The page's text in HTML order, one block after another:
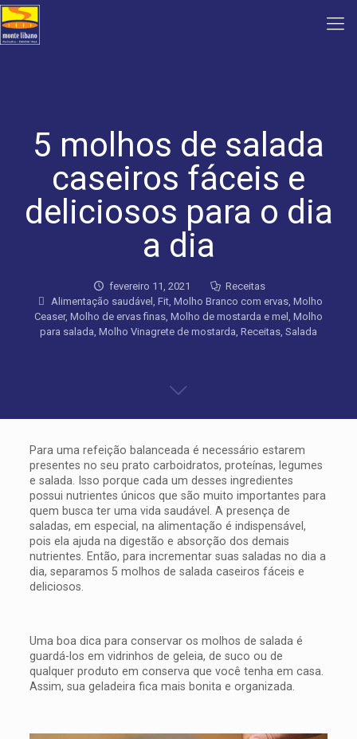
5 molhos de salada
caseiros fáceis e
deliciosos para o dia
a dia
fevereiro 11, 2021
Receitas
Alimentação saudável,Fit,Molho Branco com ervas,Molho
Ceaser, Molho de ervas finas, Molho de mostarda e mel , Molho
para salada, Molho Vinagrete de mostarda, Receitas, Salada
Para uma refeição balanceada é necessário estarem
presentes no seu prato carboidratos, proteínas, legumes
e salada. Isso porque cada um desses ingredientes
possui nutrientes únicos que são muito importantes para
quem busca ter uma vida saudável. A presença de
saladas, em especial, na alimentação é indispensável,
pois ela ajuda na digestão e absorção dos demais
nutrientes. Então, para incrementar suas saladas no dia a
dia, separamos 5 molhos de salada caseiros fáceis e
deliciosos.
Uma boa dica para conservar os molhos de salada é
guardá-los em vidrinhos de geleia, de suco ou de
qualquer produto em conserva que você tenha em casa.
Assim, sua geladeira fica mais bonita e organizada.